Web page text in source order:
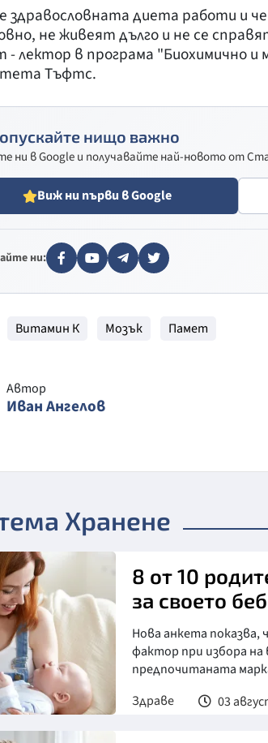
здравословната диета работи и
не живеят дълго и не се
- лектор в програма "Биохимично и
Тъфтс.
нищо важно
ни в Google и получавайте най-новото от
Виж ни първи в Google
ни:
Витамин К Мозък Памет
Автор
Иван Ангелов
Хранене
8 от 10
за своето
Нова анкета показва,
фактор при избора на
предпочитаната
Здраве
03